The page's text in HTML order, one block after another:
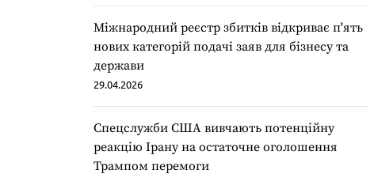
Міжнародний реєстр збитків відкриває п'ять
нових категорій подачі заяв для бізнесу та
держави
29.04.2026
Спецслужби США вивчають потенційну
реакцію Ірану на остаточне оголошення
Трампом перемоги